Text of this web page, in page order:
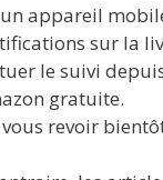
appareil
sur la
le suivi
gratuite.
revoir